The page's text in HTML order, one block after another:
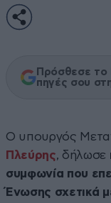
Πρόσθεσε το
πηγές σου
Ο υπουργός
Πλεύρης, δήλωσε
συμφωνία που
Ένωσης σχετικά